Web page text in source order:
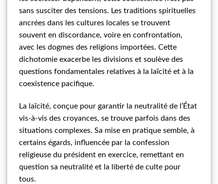
sans susciter des tensions. Les traditions spirituelles
ancrées dans les cultures locales se trouvent
souvent en discordance, voire en confrontation,
avec les dogmes des religions importées. Cette
dichotomie exacerbe les divisions et soulève des
questions fondamentales relatives à la laïcité et à la
coexistence pacifique.
La laïcité, conçue pour garantir la neutralité de l’État
vis-à-vis des croyances, se trouve parfois dans des
situations complexes. Sa mise en pratique semble, à
certains égards, influencée par la confession
religieuse du président en exercice, remettant en
question sa neutralité et la liberté de culte pour
tous.